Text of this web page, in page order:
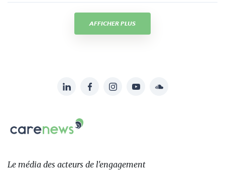
AFFICHER PLUS
sur:
LinkedInFacebookInstagramYouTubeSoundcloud
Carenews,
Le
des
Le média des acteurs de l'engagement